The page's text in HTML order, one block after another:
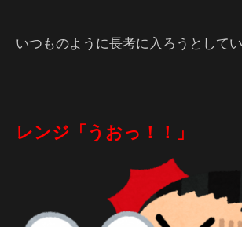
いつものように長考に入ろうとしてい
レンジ「うおっ！！」